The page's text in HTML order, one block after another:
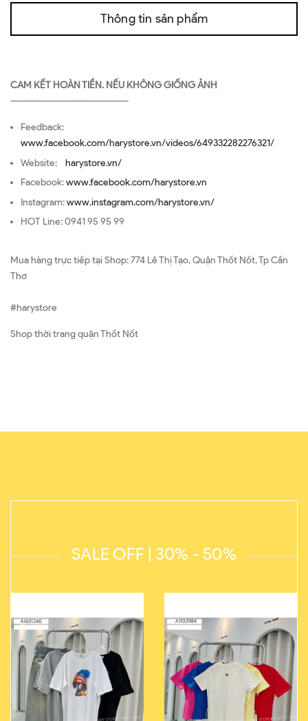
Thông tin sản phẩm
CAM KẾT HOÀN TIỀN. NẾU KHÔNG GIỐNG ẢNH
—————————————————
Feedback:
www.facebook.com/harystore.vn/videos/649332282276321/
Website: harystore.vn/
Facebook:www.facebook.com/harystore.vn
Instagram:www.instagram.com/harystore.vn/
HOT Line: 0941 95 95 99
Mua hàng trực tiếp tại Shop: 774 Lê Thị Tạo, Quận Thốt Nốt, Tp Cần
Thơ
#harystore
Shop thời trang quận Thốt Nốt
SALE OFF | 30% - 50%